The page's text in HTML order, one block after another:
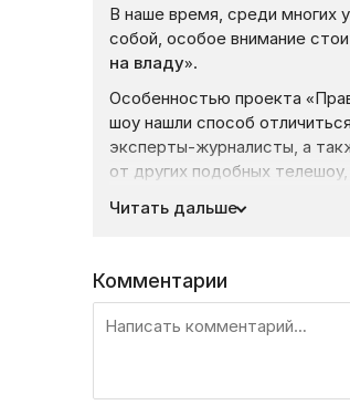
В наше время, среди многих
собой, особое внимание
на владу».
Особенностью проекта
шоу нашли способ
эксперты-журналисты, а
от других подобных
интерактив-вопросы от
активные зрители, как
вопросы.
Читать дальше
Комментарии